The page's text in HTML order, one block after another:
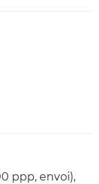
ppp, envoi),